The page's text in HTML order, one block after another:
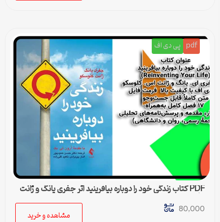
pdf پی دی اف
PDF کتاب زندگی خود را دوباره بیافرینید اثر جفری یانگ و ژانت
کلوسکو
80,000
مشاهده و خرید